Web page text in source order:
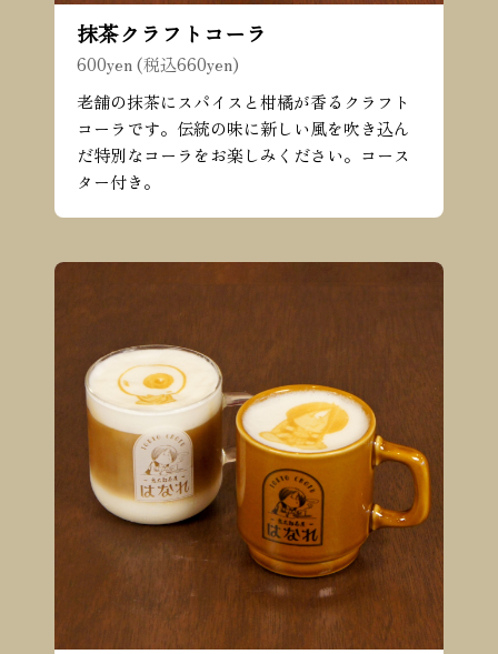
抹茶クラフトコーラ
600yen (税込660yen)
老舗の抹茶にスパイスと柑橘が香るクラフト
コーラです。伝統の味に新しい風を吹き込ん
だ特別なコーラをお楽しみください。コース
ター付き。